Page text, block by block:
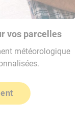
vos parcelles
météorologique